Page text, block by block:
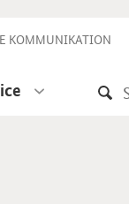
KOMMUNIKATION